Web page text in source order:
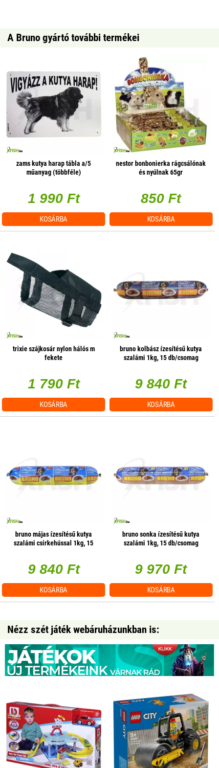
A Bruno gyártó további termékei
zams kutya harap tábla a/5
műanyag (többféle)
1 990 Ft
KOSÁRBA
nestor bonbonierka rágcsálónak
és nyúlnak 65gr
850 Ft
KOSÁRBA
trixie szájkosár nylon hálós m
fekete
1 790 Ft
KOSÁRBA
bruno kolbász ízesítésű kutya
szalámi 1kg, 15 db/csomag
9 840 Ft
KOSÁRBA
bruno májas ízesítésű kutya
szalámi csirkehússal 1kg, 15
9 840 Ft
KOSÁRBA
bruno sonka ízesítésű kutya
szalámi 1kg, 15 db/csomag
9 970 Ft
KOSÁRBA
Nézz szét játék webáruházunkban is: